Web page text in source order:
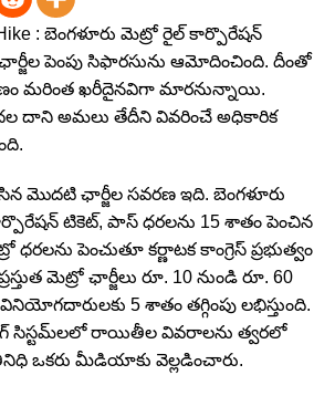
: బెంగళూరు మెట్రో రైల్ కార్పొరేషన్
పెంపు సిఫారసును ఆమోదించింది. దీంతో
మరింత ఖరీదైనవిగా మారనున్నాయి.
దాని అమలు తేదీని వివరించే అధికారిక
మొదటి ఛార్జీల సవరణ ఇది. బెంగళూరు
టికెట్, పాస్ ధరలను 15 శాతం పెంచిన
పెంచుతూ క‌ర్ణాట‌క కాంగ్రెస్ ప్ర‌భుత్వం
మెట్రో ఛార్జీలు రూ. 10 నుండి రూ. 60
5 శాతం తగ్గింపు లభిస్తుంది.
సిస్టమ్‌లలో రాయితీల వివరాలను త్వ‌ర‌లో
ఒకరు మీడియాకు వెల్ల‌డించారు.